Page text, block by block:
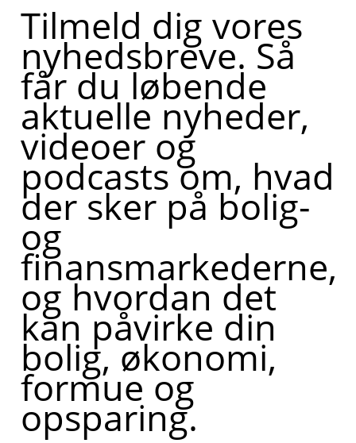
Tilmeld dig vores
nyhedsbreve. Så
får du løbende
aktuelle nyheder,
videoer og
podcasts om, hvad
der sker på bolig-
og
finansmarkederne,
og hvordan det
kan påvirke din
bolig, økonomi,
formue og
opsparing.